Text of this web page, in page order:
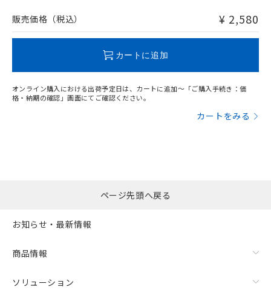
問い合わせください。
販売価格（税込） ¥ 2,580
カートに追加
オンライン購入における出荷予定日は、カートに追加～「ご購入手続き：価
格・納期の確認」画面にてご確認ください。
カートをみる
ページ先頭へ戻る
お知らせ・最新情報
商品情報
ソリューション